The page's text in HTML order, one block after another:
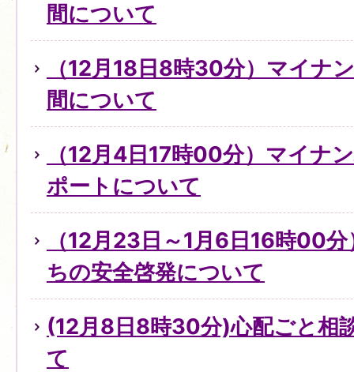
間について
（12月18日8時30分）マイナ
間について
（12月4日17時00分）マイナ
ポートについて
（12月23日～1月6日16時00
ちの安全啓発について
(12月8日8時30分)心配ごと相
て